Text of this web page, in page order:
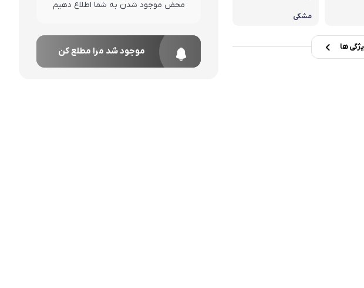
مشکی
ها
محض موجود شدن به شما اطلاع دهیم
موجود شد مرا مطلع کن